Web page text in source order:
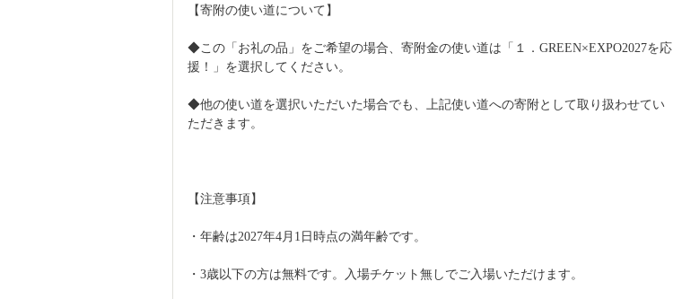
【寄附の使い道について】
◆この「お礼の品」をご希望の場合、寄附金の使い道は「１．GREEN×EXPO2027を応
援！」を選択してください。
◆他の使い道を選択いただいた場合でも、上記使い道への寄附として取り扱わせてい
ただきます。
【注意事項】
・年齢は2027年4月1日時点の満年齢です。
・3歳以下の方は無料です。入場チケット無しでご入場いただけます。